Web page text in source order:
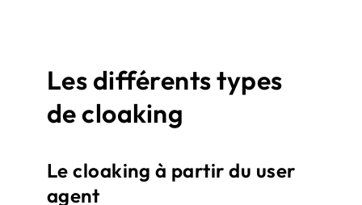
Les différents types
de cloaking
Le cloaking à partir du user
agent